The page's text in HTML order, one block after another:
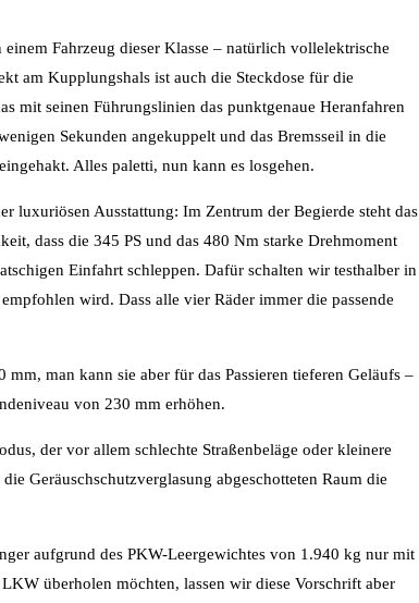
Fahrzeug dieser Klasse – natürlich vollelektrische
am Kupplungshals ist auch die Steckdose für die
mit seinen Führungslinien das punktgenaue Heranfahren
Sekunden angekuppelt und das Bremsseil in die
Alles paletti, nun kann es losgehen.
luxuriösen Ausstattung: Im Zentrum der Begierde steht das
dass die 345 PS und das 480 Nm starke Drehmoment
Einfahrt schleppen. Dafür schalten wir testhalber in
wird. Dass alle vier Räder immer die passende
man kann sie aber für das Passieren tieferen Geläufs –
von 230 mm erhöhen.
der vor allem schlechte Straßenbeläge oder kleinere
Geräuschschutzverglasung abgeschotteten Raum die
aufgrund des PKW-Leergewichtes von 1.940 kg nur mit
überholen möchten, lassen wir diese Vorschrift aber